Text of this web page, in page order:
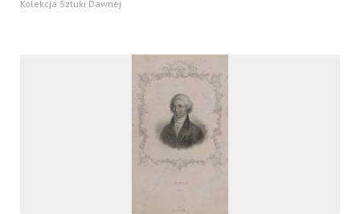
Kolekcja Sztuki Dawnej